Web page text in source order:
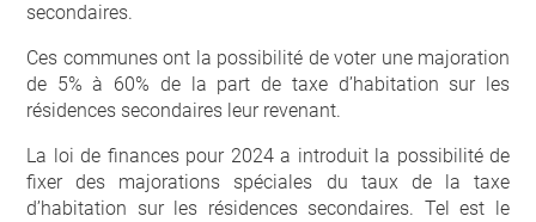
secondaires.
Ces communes ont la possibilité de voter une majoration
de 5% à 60% de la part de taxe d’habitation sur les
résidences secondaires leur revenant.
La loi de finances pour 2024 a introduit la possibilité de
fixer des majorations spéciales du taux de la taxe
d’habitation sur les résidences secondaires. Tel est le